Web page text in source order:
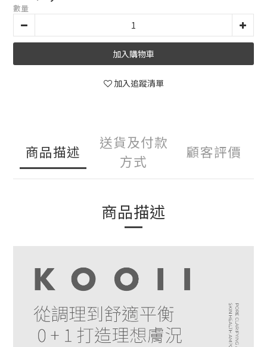
數量
加入購物車
加入追蹤清單
商品描述
送貨及付款
方式
顧客評價
商品描述